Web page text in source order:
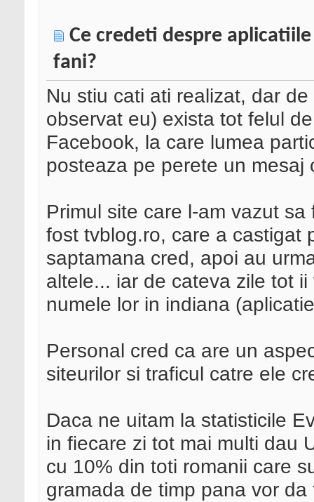
Ce credeti despre
fani?
Nu stiu cati ati realizat, dar
observat eu) exista tot felul
Facebook, la care lumea
posteaza pe perete un mesaj
Primul site care l-am vazut
fost tvblog.ro, care a castigat
saptamana cred, apoi au
altele... iar de cateva zile tot
numele lor in indiana
Personal cred ca are un
siteurilor si traficul catre ele
Daca ne uitam la statisticile
in fiecare zi tot mai multi dau
cu 10% din toti romanii care
gramada de timp pana vor